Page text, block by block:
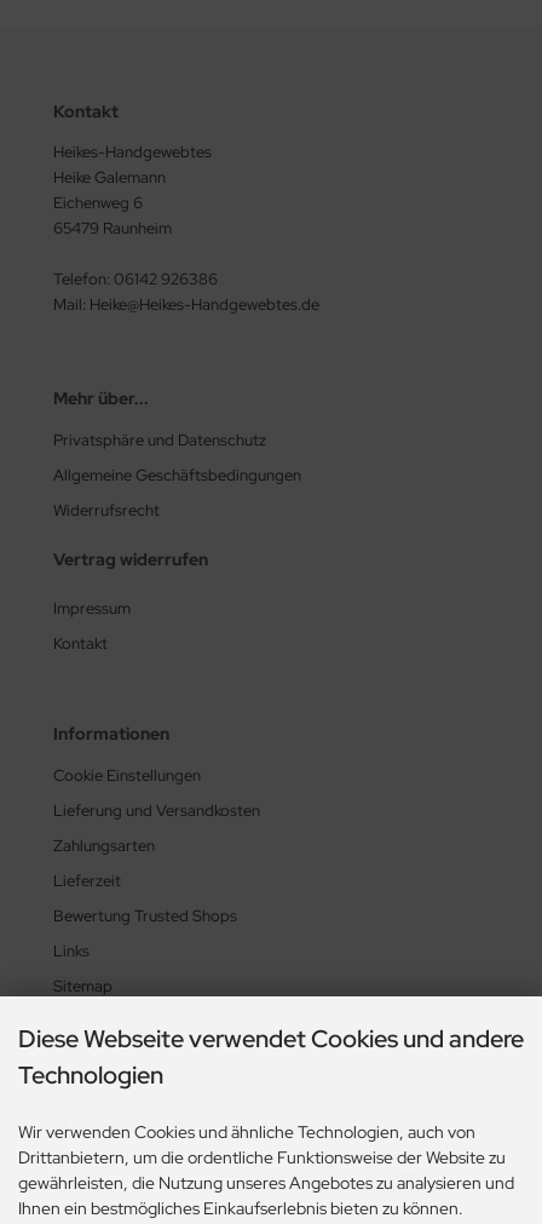
Kontakt
Heikes-Handgewebtes
Heike Galemann
Eichenweg 6
65479 Raunheim
Telefon: 06142 926386
Mail: Heike@Heikes-Handgewebtes.de
Mehr über...
Privatsphäre und Datenschutz
Allgemeine Geschäftsbedingungen
Widerrufsrecht
Vertrag widerrufen
Impressum
Kontakt
Informationen
Cookie Einstellungen
Lieferung und Versandkosten
Zahlungsarten
Lieferzeit
Bewertung Trusted Shops
Links
Sitemap
Zahlungsmethoden
Diese Webseite verwendet Cookies und andere
Technologien
Wir verwenden Cookies und ähnliche Technologien, auch von
Drittanbietern, um die ordentliche Funktionsweise der Website zu
gewährleisten, die Nutzung unseres Angebotes zu analysieren und
Ihnen ein bestmögliches Einkaufserlebnis bieten zu können.